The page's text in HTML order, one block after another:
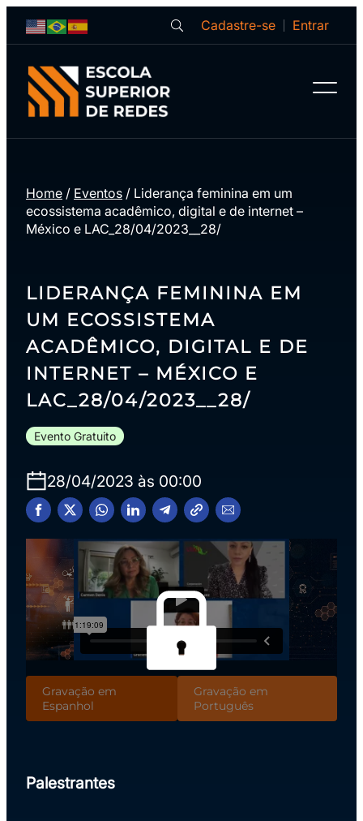
Cadastre-se Entrar
Home / Eventos / Liderança feminina em um
ecossistema acadêmico, digital e de internet –
México e LAC_28/04/2023__28/
LIDERANÇA FEMININA EM
UM ECOSSISTEMA
ACADÊMICO, DIGITAL E DE
INTERNET – MÉXICO E
LAC_28/04/2023__28/
Evento Gratuito
28/04/2023 às 00:00
Gravação em
Espanhol
Gravação em
Português
Palestrantes